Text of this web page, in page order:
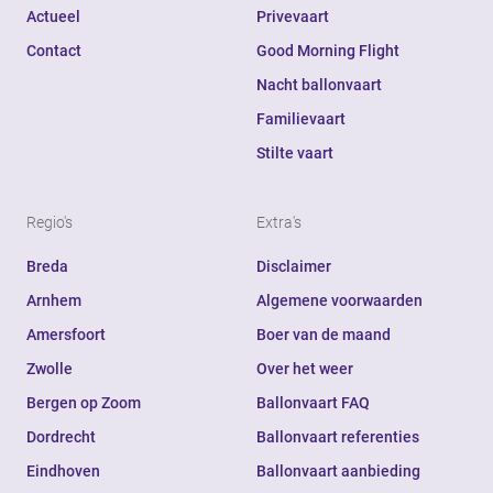
Actueel
Contact
Privevaart
Good Morning Flight
Nacht ballonvaart
Familievaart
Stilte vaart
Regio's
Breda
Arnhem
Amersfoort
Zwolle
Bergen op Zoom
Dordrecht
Eindhoven
Extra's
Disclaimer
Algemene voorwaarden
Boer van de maand
Over het weer
Ballonvaart FAQ
Ballonvaart referenties
Ballonvaart aanbieding